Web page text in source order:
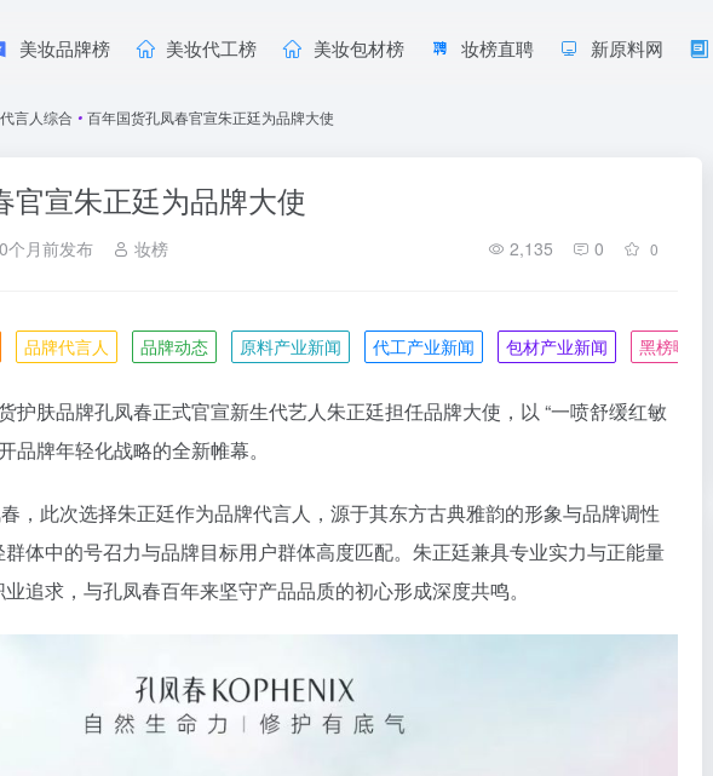
美妆品牌榜 美妆代工榜 美妆包材榜 妆榜直聘 新原料网
言人综合 • 百年国货孔凤春官宣朱正廷为品牌大使
官宣朱正廷为品牌大使
个月前发布 妆榜 2,135 0 0
品牌代言人 品牌动态 原料产业新闻 代工产业新闻 包材产业新闻 黑榜曝光
护肤品牌孔凤春正式官宣新生代艺人朱正廷担任品牌大使，以 “一喷舒缓红敏
品牌年轻化战略的全新帷幕。
，此次选择朱正廷作为品牌代言人，源于其东方古典雅韵的形象与品牌调性
体中的号召力与品牌目标用户群体高度匹配。朱正廷兼具专业实力与正能量
追求，与孔凤春百年来坚守产品品质的初心形成深度共鸣。